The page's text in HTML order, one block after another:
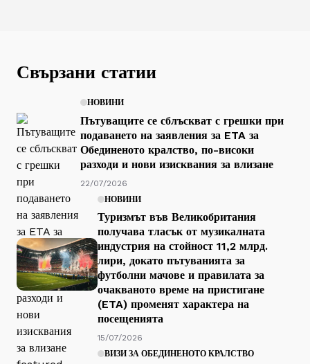
Свързани статии
НОВИНИ
Пътуващите се сблъскват с грешки при
подаването на заявления за ETA за
Обединеното кралство, по-високи
разходи и нови изисквания за влизане
22/07/2026
НОВИНИ
Туризмът във Великобритания
получава тласък от музикалната
индустрия на стойност 11,2 млрд.
лири, докато пътуванията за
футболни мачове и правилата за
очакваното време на пристигане
(ETA) променят характера на
посещенията
15/07/2026
ВИЗИ ЗА ОБЕДИНЕНОТО КРАЛСТВО